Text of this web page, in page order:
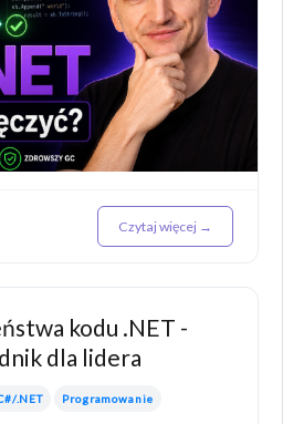
Czytaj więcej →
kodu .NET -
dla lidera
.NET Programowanie